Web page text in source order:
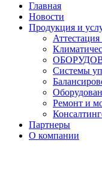
Главная
Новости
Продукция и
Системы
Ремонт и
Партнеры
О компании